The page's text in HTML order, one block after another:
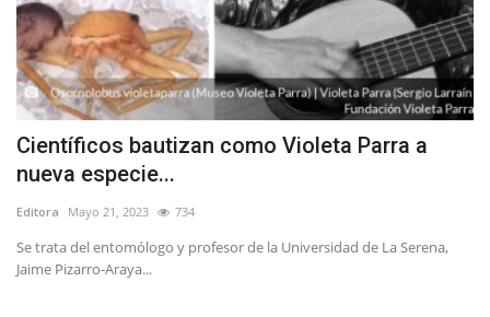
Tribunales
Deporte
Política
Espectáculos
Científicos bautizan como Violeta Parra a
nueva especie...
Editora Mayo 21, 2023 734
Se trata del entomólogo y profesor de la Universidad de La Serena,
Jaime Pizarro-Araya...